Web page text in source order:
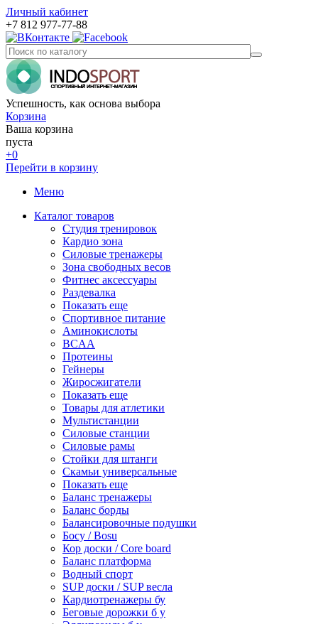
Личный кабинет
+7 812 977-77-88
Успешность, как основа выбора
Корзина
Ваша корзина
пуста
+0
Перейти в корзину
Меню
Каталог товаров
Студия тренировок
Кардио зона
Силовые тренажеры
Зона свободных весов
Фитнес аксессуары
Раздевалка
Показать еще
Спортивное питание
Аминокислоты
BCAA
Протеины
Гейнеры
Жиросжигатели
Показать еще
Товары для атлетики
Мультистанции
Силовые станции
Силовые рамы
Стойки для штанги
Скамьи универсальные
Показать еще
Баланс тренажеры
Баланс борды
Балансировочные подушки
Босу / Bosu
Кор доски / Core board
Баланс платформа
Водный спорт
SUP доски / SUP весла
Кардиотренажеры бу
Беговые дорожки б у